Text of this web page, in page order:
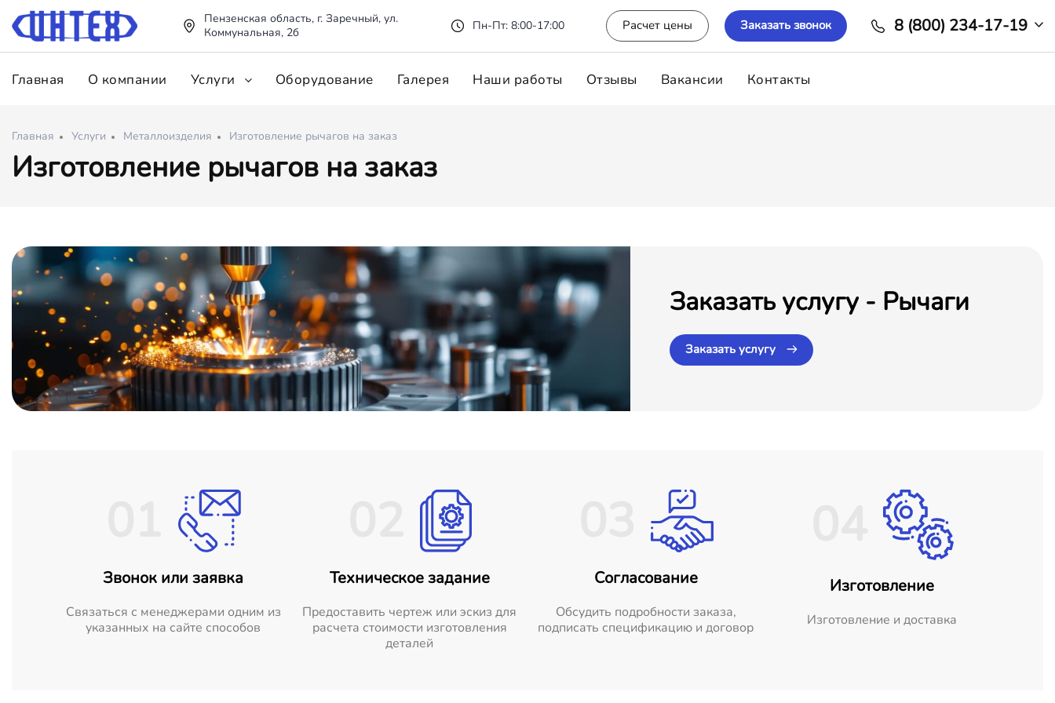
Пензенская область, г. Заречный, ул.
Коммунальная, 2б
Пн-Пт: 8:00-17:00 Расчет цены Заказать звонок 8 (800) 234-17-19
Главная О компании Услуги Оборудование Галерея Наши работы Отзывы Вакансии Контакты
Главная Услуги Металлоизделия Изготовление рычагов на заказ
Изготовление рычагов на заказ
Заказать услугу - Рычаги
Заказать услугу
Звонок или заявка
Cвязаться с менеджерами одним из
указанных на сайте способов
Техническое задание
Предоставить чертеж или эскиз для
расчета стоимости изготовления
деталей
Согласование
Обсудить подробности заказа,
подписать спецификацию и договор
Изготовление
Изготовление и доставка